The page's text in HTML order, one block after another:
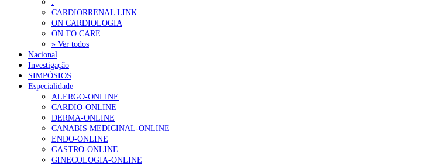
CARDIORRENAL LINK
ON CARDIOLOGIA
ON TO CARE
» Ver todos
Nacional
Investigação
SIMPÓSIOS
Especialidade
ALERGO-ONLINE
CARDIO-ONLINE
DERMA-ONLINE
CANABIS MEDICINAL-ONLINE
ENDO-ONLINE
GASTRO-ONLINE
GINECOLOGIA-ONLINE